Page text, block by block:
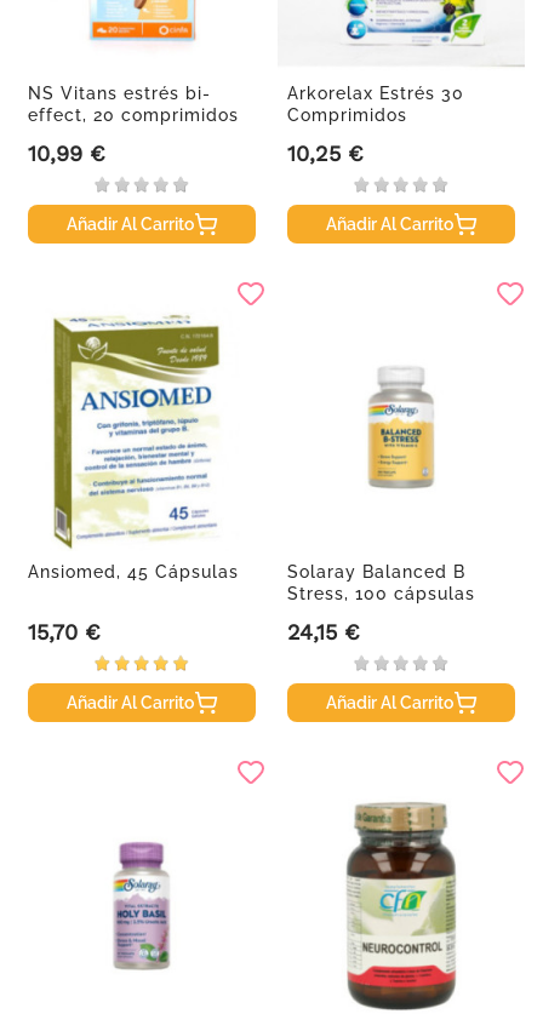
NS Vitans estrés bi-
effect, 20 comprimidos
Precio
10,99 €
Añadir Al Carrito
Arkorelax Estrés 30
Comprimidos
Precio
10,25 €
Añadir Al Carrito
Ansiomed, 45 Cápsulas
Precio
15,70 €
Añadir Al Carrito
Solaray Balanced B
Stress, 100 cápsulas
Precio
24,15 €
Añadir Al Carrito